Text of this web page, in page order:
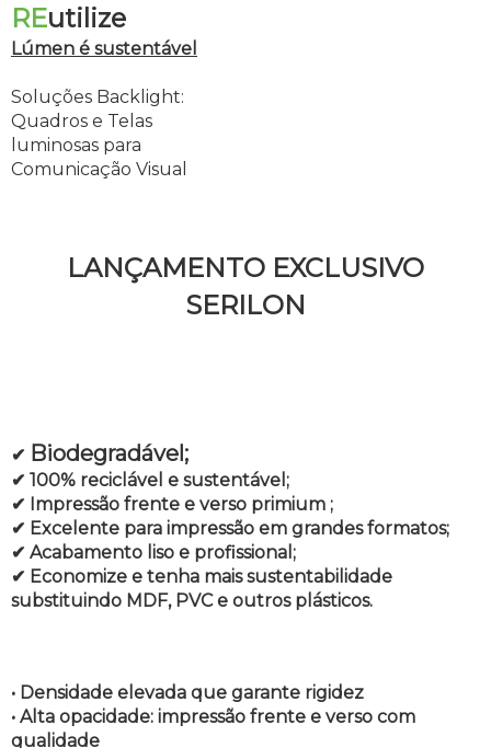
REutilize
Lúmen é sustentável
Soluções Backlight:
Quadros e Telas
luminosas para
Comunicação Visual
LANÇAMENTO EXCLUSIVO
SERILON
✔ Biodegradável;
✔ 100% reciclável e sustentável;
✔ Impressão frente e verso primium ;
✔ Excelente para impressão em grandes formatos;
✔ Acabamento liso e profissional;
✔ Economize e tenha mais sustentabilidade
substituindo MDF, PVC e outros plásticos.
• Densidade elevada que garante rigidez
• Alta opacidade: impressão frente e verso com
qualidade